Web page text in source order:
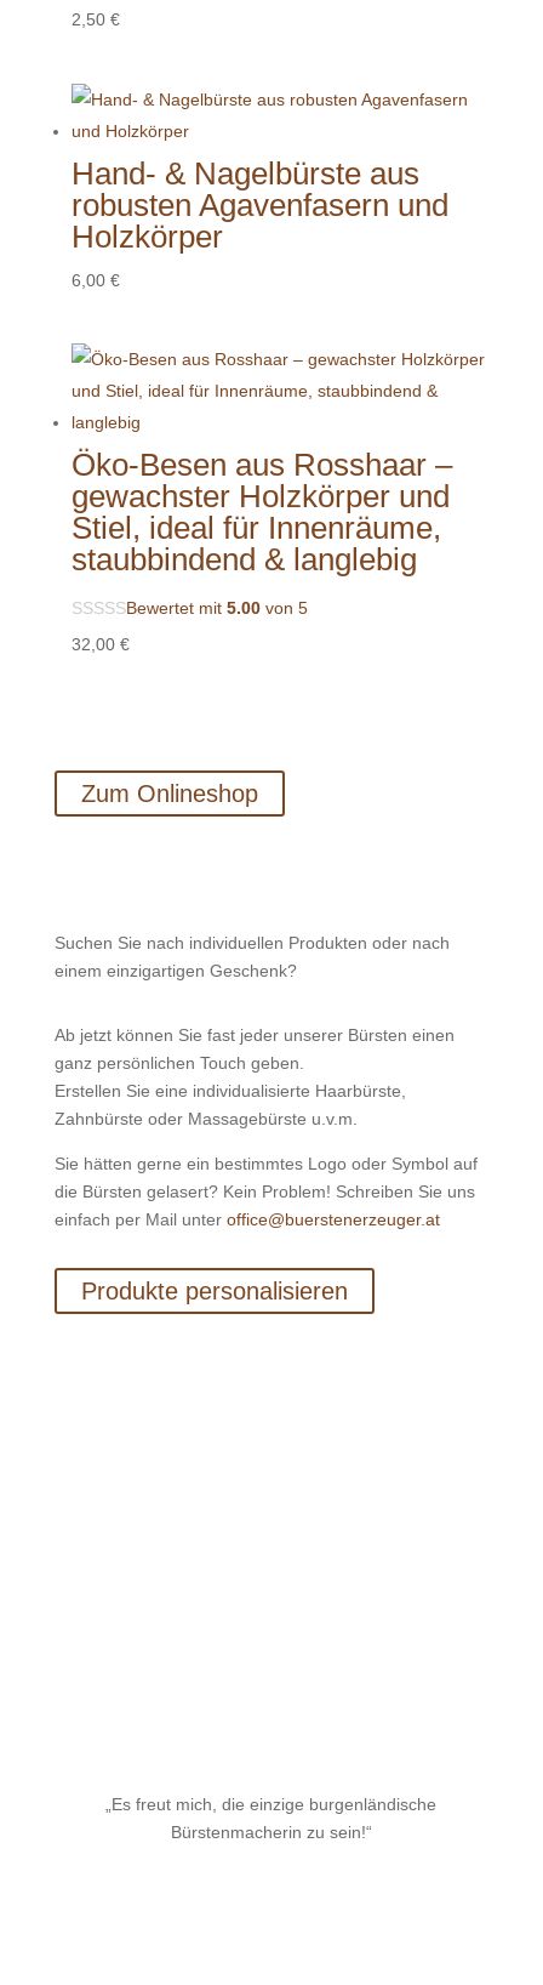
2,50 €
Hand- & Nagelbürste aus
robusten Agavenfasern und
Holzkörper
6,00 €
Öko-Besen aus Rosshaar –
gewachster Holzkörper und
Stiel, ideal für Innenräume,
staubbindend & langlebig
Bewertet mit 5.00von 5
32,00 €
Zum Onlineshop
Suchen Sie nach individuellen Produkten oder nach
einem einzigartigen Geschenk?
Ab jetzt können Sie fast jeder unserer Bürsten einen
ganz persönlichen Touch geben.
Erstellen Sie eine individualisierte Haarbürste,
Zahnbürste oder Massagebürste u.v.m.
Sie hätten gerne ein bestimmtes Logo oder Symbol auf
die Bürsten gelasert? Kein Problem! Schreiben Sie uns
einfach per Mail unter office@buerstenerzeuger.at
Produkte personalisieren
„Es freut mich, die einzige burgenländische
Bürstenmacherin zu sein!“